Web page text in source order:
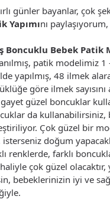
günler bayanlar, çok
Yapımını
Boncuklu Bebek Patik
patik modelimiz
yapılmış, 48 ilmek
göre ilmek
güzel boncuklar
da
Çok güzel bir
isterseniz doğum
renklerde, farklı
çok güzel
bebeklerinizin iyi ve